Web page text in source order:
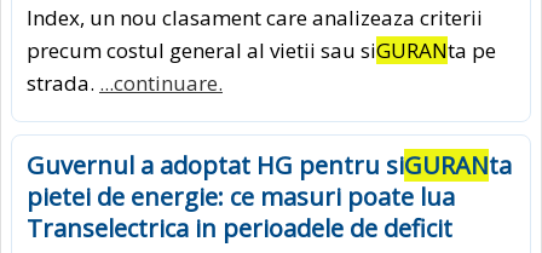
Index, un nou clasament care analizeaza criterii
precum costul general al vietii sau siGURANta pe
strada. ...continuare.
Guvernul a adoptat HG pentru siGURANta
pietei de energie: ce masuri poate lua
Transelectrica in perioadele de deficit